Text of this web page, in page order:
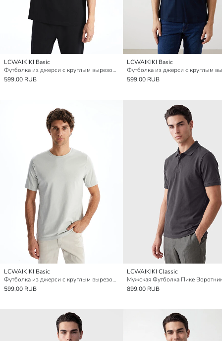
LCWAIKIKI Basic
Футболка из джерси с круглым вырезом для мужчин
599,00 RUB
LCWAIKIKI Basic
599,00 RUB
LCWAIKIKI Basic
Футболка из джерси с круглым вырезом для мужчин
599,00 RUB
LCWAIKIKI Classic
Мужская Футболка Пике
899,00 RUB